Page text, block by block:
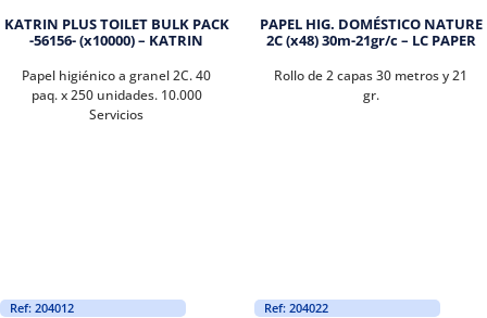
KATRIN PLUS TOILET BULK PACK
-56156- (x10000) – KATRIN
Papel higiénico a granel 2C. 40
paq. x 250 unidades. 10.000
Servicios
PAPEL HIG. DOMÉSTICO NATURE
2C (x48) 30m-21gr/c – LC PAPER
Rollo de 2 capas 30 metros y 21
gr.
Ref: 204012 Ref: 204022